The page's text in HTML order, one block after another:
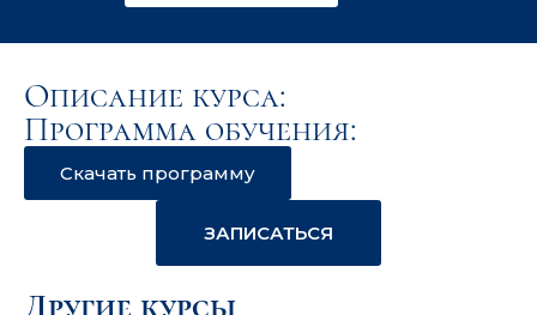
Описание курса:
Программа обучения:
Скачать программу
ЗАПИСАТЬСЯ
Другие курсы